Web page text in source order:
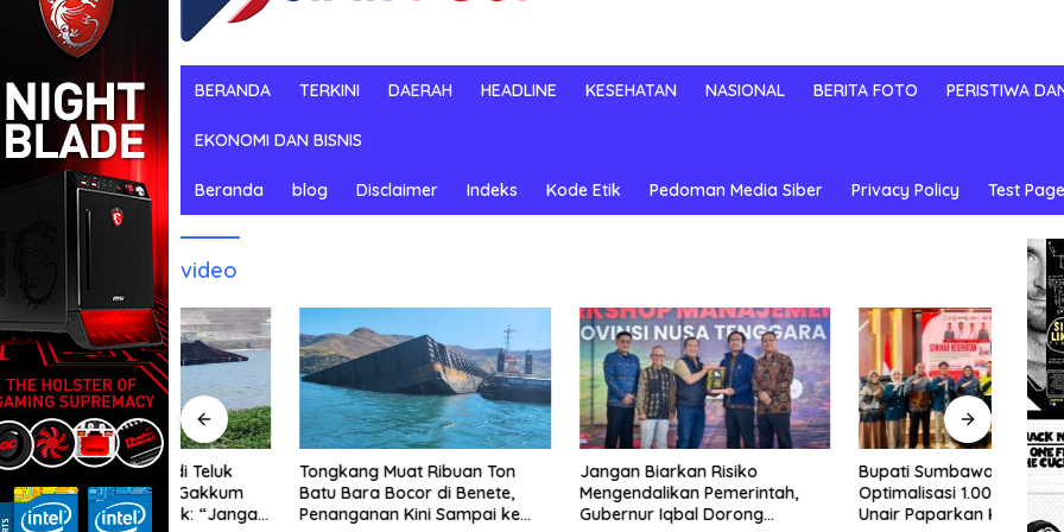
BERANDA TERKINI DAERAH HEADLINE KESEHATAN NASIONAL BERITA FOTO PERISTIWA
EKONOMI DAN BISNIS
Beranda blog Disclaimer Indeks Kode Etik Pedoman Media Siber Privacy Policy Test
video
di Teluk
Desak Gakkum
“Jangan
Tongkang Muat Ribuan Ton
Batu Bara Bocor di Benete,
Penanganan Kini Sampai ke
Jangan Biarkan Risiko
Mengendalikan Pemerintah,
Gubernur Iqbal Dorong
Bupati Sumbawa Barat Dorong
Optimalisasi 1.000 HPK, Prof.
Unair Paparkan Kunci Lahirkan